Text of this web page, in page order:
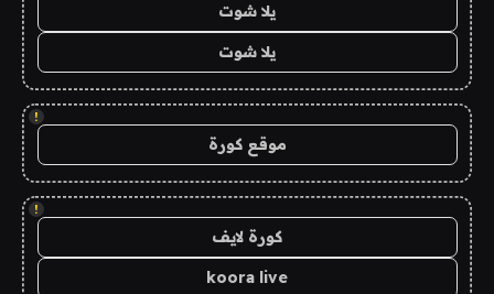
يلا شوت
يلا شوت
!
موقع كورة
!
كورة لايف
koora live